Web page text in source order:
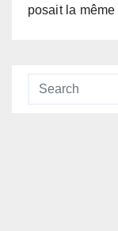
posait la